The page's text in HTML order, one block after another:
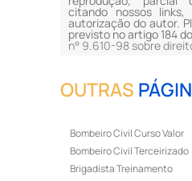
citando nossos
autorização do autor.
previsto no artigo 184
n° 9.610-98 sobre
OUTRAS
Bombeiro Civil Curso Valor
Bombeiro Civil Terceirizado
Brigadista Treinamento